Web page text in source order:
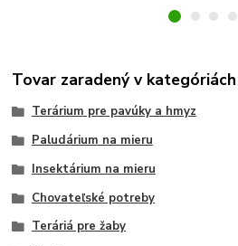
Tovar zaradený v kategóriách
Terárium pre pavúky a hmyz
Paludárium na mieru
Insektárium na mieru
Chovateľské potreby
Teráriá pre žaby